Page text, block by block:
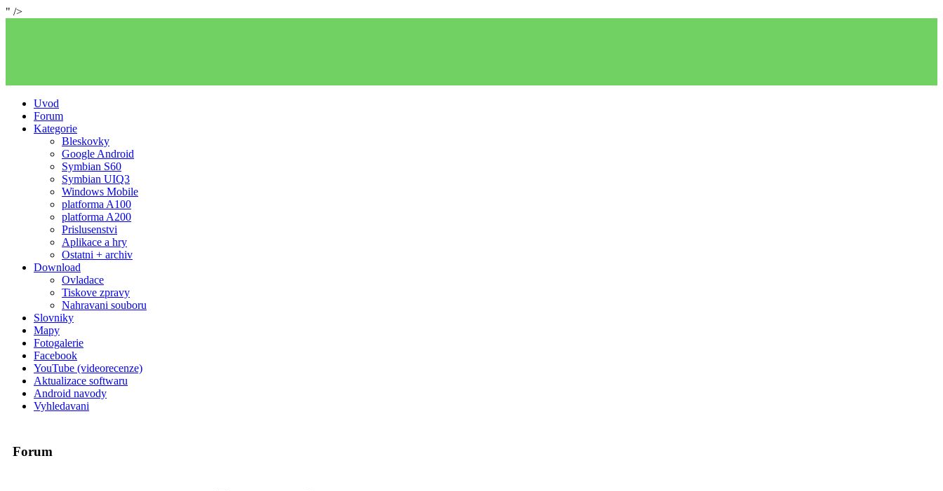
" />
Uvod
Forum
Kategorie
Bleskovky
Google Android
Symbian S60
Symbian UIQ3
Windows Mobile
platforma A100
platforma A200
Prislusenstvi
Aplikace a hry
Ostatni + archiv
Download
Ovladace
Tiskove zpravy
Nahravani souboru
Slovniky
Mapy
Fotogalerie
Facebook
YouTube (videorecenze)
Aktualizace softwaru
Android navody
Vyhledavani
Forum